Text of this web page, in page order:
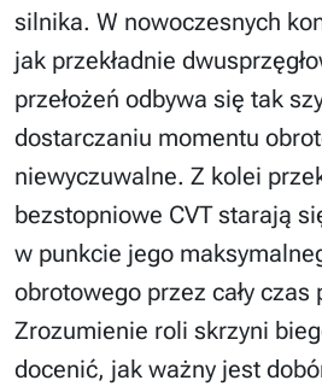
silnika. W nowoczesnych
jak przekładnie
przełożeń odbywa się tak
dostarczaniu momentu
niewyczuwalne. Z kolei
bezstopniowe CVT starają
w punkcie jego
obrotowego przez cały czas
Zrozumienie roli skrzyni
docenić, jak ważny jest